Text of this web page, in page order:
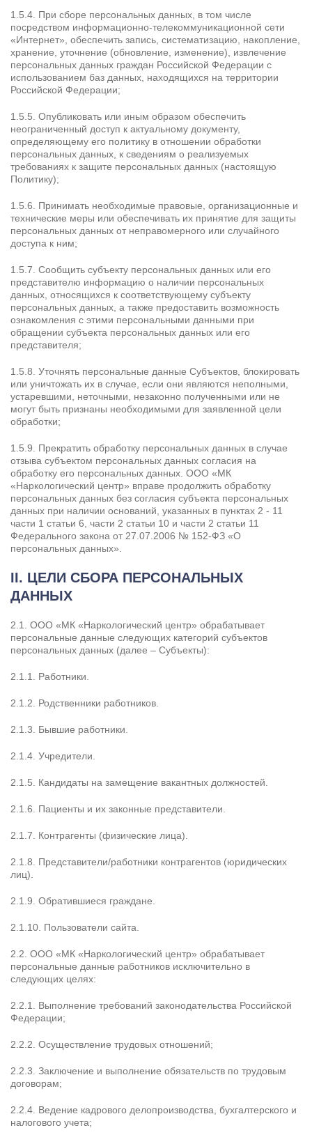
1.5.4. При сборе персональных данных, в том числе
посредством информационно-телекоммуникационной сети
«Интернет», обеспечить запись, систематизацию, накопление,
хранение, уточнение (обновление, изменение), извлечение
персональных данных граждан Российской Федерации с
использованием баз данных, находящихся на территории
Российской Федерации;
1.5.5. Опубликовать или иным образом обеспечить
неограниченный доступ к актуальному документу,
определяющему его политику в отношении обработки
персональных данных, к сведениям о реализуемых
требованиях к защите персональных данных (настоящую
Политику);
1.5.6. Принимать необходимые правовые, организационные и
технические меры или обеспечивать их принятие для защиты
персональных данных от неправомерного или случайного
доступа к ним;
1.5.7. Сообщить субъекту персональных данных или его
представителю информацию о наличии персональных
данных, относящихся к соответствующему субъекту
персональных данных, а также предоставить возможность
ознакомления с этими персональными данными при
обращении субъекта персональных данных или его
представителя;
1.5.8. Уточнять персональные данные Субъектов, блокировать
или уничтожать их в случае, если они являются неполными,
устаревшими, неточными, незаконно полученными или не
могут быть признаны необходимыми для заявленной цели
обработки;
1.5.9. Прекратить обработку персональных данных в случае
отзыва субъектом персональных данных согласия на
обработку его персональных данных. ООО «МК
«Наркологический центр» вправе продолжить обработку
персональных данных без согласия субъекта персональных
данных при наличии оснований, указанных в пунктах 2 - 11
части 1 статьи 6, части 2 статьи 10 и части 2 статьи 11
Федерального закона от 27.07.2006 № 152-ФЗ «О
персональных данных».
II. ЦЕЛИ СБОРА ПЕРСОНАЛЬНЫХ
ДАННЫХ
2.1. ООО «МК «Наркологический центр» обрабатывает
персональные данные следующих категорий субъектов
персональных данных (далее – Субъекты):
2.1.1. Работники.
2.1.2. Родственники работников.
2.1.3. Бывшие работники.
2.1.4. Учредители.
2.1.5. Кандидаты на замещение вакантных должностей.
2.1.6. Пациенты и их законные представители.
2.1.7. Контрагенты (физические лица).
2.1.8. Представители/работники контрагентов (юридических
лиц).
2.1.9. Обратившиеся граждане.
2.1.10. Пользователи сайта.
2.2. ООО «МК «Наркологический центр» обрабатывает
персональные данные работников исключительно в
следующих целях:
2.2.1. Выполнение требований законодательства Российской
Федерации;
2.2.2. Осуществление трудовых отношений;
2.2.3. Заключение и выполнение обязательств по трудовым
договорам;
2.2.4. Ведение кадрового делопроизводства, бухгалтерского и
налогового учета;